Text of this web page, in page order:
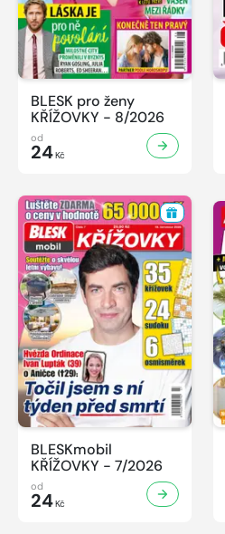
BLESK pro ženy
KŘÍŽOVKY - 8/2026
od
24Kč
BLESKmobil
KŘÍŽOVKY - 7/2026
od
24Kč